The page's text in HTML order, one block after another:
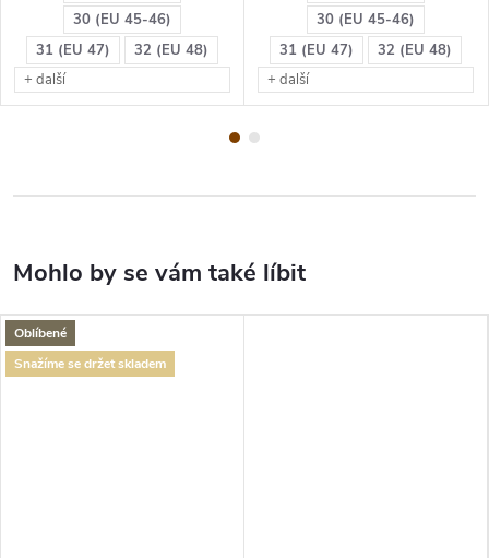
30 (EU 45-46)
31 (EU 47)
32 (EU 48)
+ další
30 (EU 45-46)
31 (EU 47)
32 (EU 48)
+ další
Oblíbené
Snažíme se držet skladem